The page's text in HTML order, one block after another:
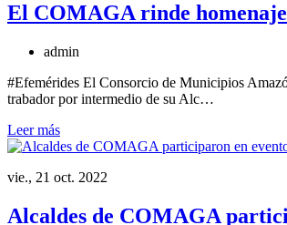
El COMAGA rinde
admin
#Efemérides El Consorcio de Municipios
trabador por intermedio de su Alc…
Leer más
vie., 21 oct. 2022
Alcaldes de COMAGA